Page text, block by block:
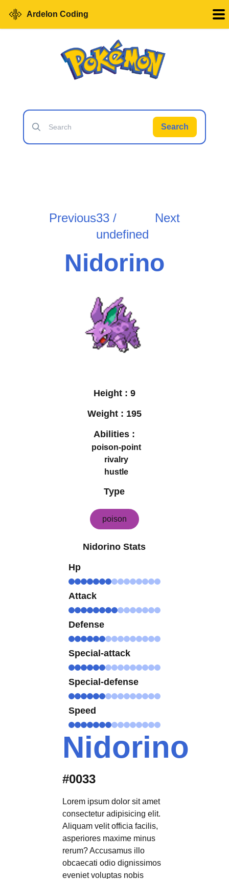
Ardelon Coding
Search
Previous33 /
undefined
Next
Nidorino
Height : 9
Weight : 195
Abilities :
poison-point
rivalry
hustle
Type
poison
Nidorino Stats
Hp
Attack
Defense
Special-attack
Special-defense
Speed
Nidorino
#0033
Lorem ipsum dolor sit amet
consectetur adipisicing elit.
Aliquam velit officia facilis,
asperiores maxime minus
rerum? Accusamus illo
obcaecati odio dignissimos
eveniet voluptas nobis